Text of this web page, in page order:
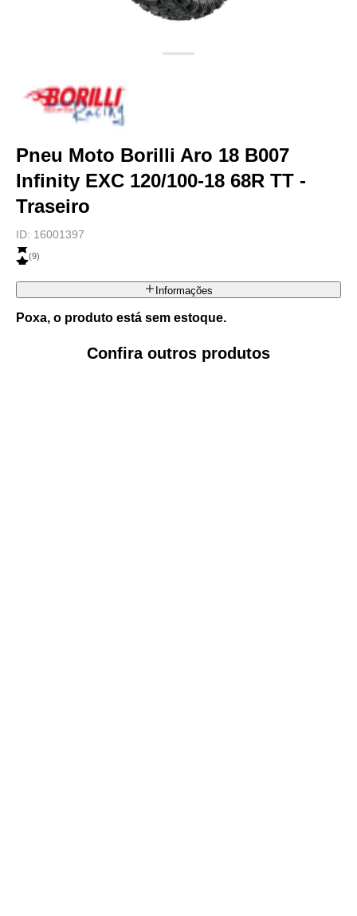
Pneu Moto Borilli Aro 18 B007
Infinity EXC 120/100-18 68R TT -
Traseiro
ID: 16001397
(9)
Informações
Poxa, o produto está sem estoque.
Confira outros produtos